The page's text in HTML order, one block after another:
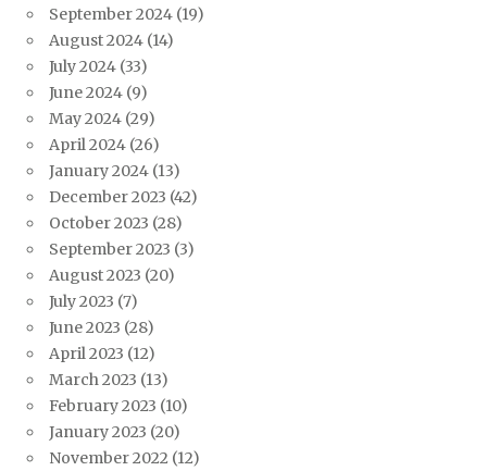
September 2024 (19)
August 2024 (14)
July 2024 (33)
June 2024 (9)
May 2024 (29)
April 2024 (26)
January 2024 (13)
December 2023 (42)
October 2023 (28)
September 2023 (3)
August 2023 (20)
July 2023 (7)
June 2023 (28)
April 2023 (12)
March 2023 (13)
February 2023 (10)
January 2023 (20)
November 2022 (12)